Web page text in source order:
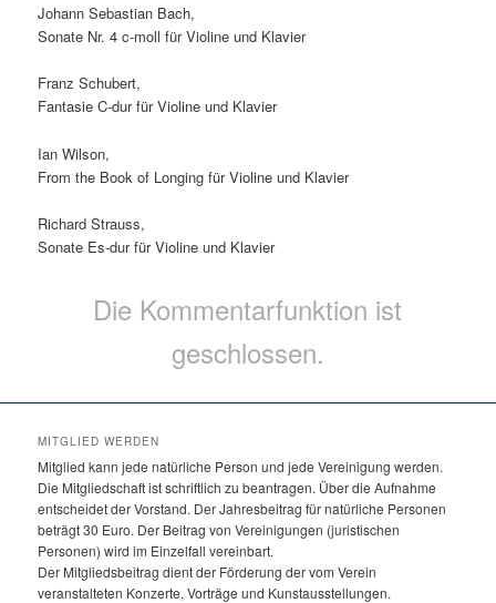
Johann Sebastian Bach,
Sonate Nr. 4 c-moll für Violine und Klavier
Franz Schubert,
Fantasie C-dur für Violine und Klavier
Ian Wilson,
From the Book of Longing für Violine und Klavier
Richard Strauss,
Sonate Es-dur für Violine und Klavier
Die Kommentarfunktion ist
geschlossen.
MITGLIED WERDEN
Mitglied kann jede natürliche Person und jede Vereinigung werden.
Die Mitgliedschaft ist schriftlich zu beantragen. Über die Aufnahme
entscheidet der Vorstand. Der Jahresbeitrag für natürliche Personen
beträgt 30 Euro. Der Beitrag von Vereinigungen (juristischen
Personen) wird im Einzelfall vereinbart.
Der Mitgliedsbeitrag dient der Förderung der vom Verein
veranstalteten Konzerte, Vorträge und Kunstausstellungen.